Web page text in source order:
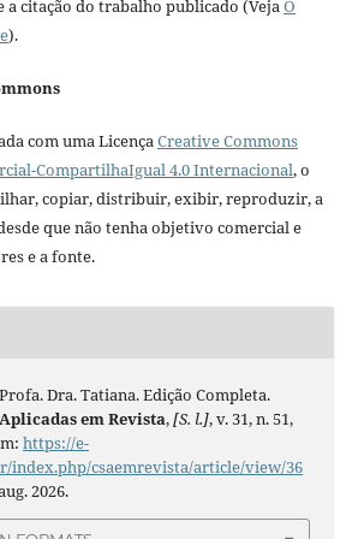
a citação do trabalho publicado (VejaO
).
com uma LicençaCreative Commons
CompartilhaIgual 4.0 Internacional, o
copiar, distribuir, exibir, reproduzir, a
que não tenha objetivo comercial e
e a fonte.
Dra. Tatiana. Edição Completa.
em Revista,[S. l.], v. 31, n. 51,
https://e-
index.php/csaemrevista/article/view/36
2026.